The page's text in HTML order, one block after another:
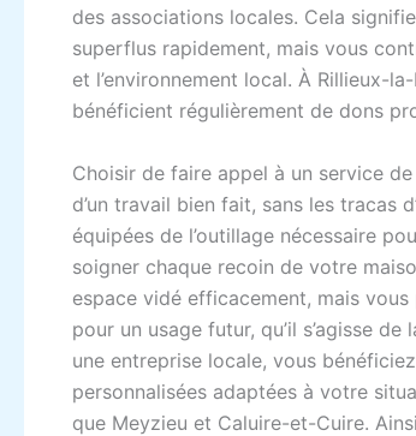
des associations locales. Cela
superflus rapidement, mais vous
et l’environnement local. À Rillieux-
bénéficient régulièrement de dons
Choisir de faire appel à un service
d’un travail bien fait, sans les tracas
équipées de l’outillage nécessaire
soigner chaque recoin de votre
espace vidé efficacement, mais
pour un usage futur, qu’il s’agisse
une entreprise locale, vous
personnalisées adaptées à votre
que Meyzieu et Caluire-et-Cuire.